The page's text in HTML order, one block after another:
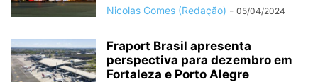
Nicolas Gomes (Redação) - 05/04/2024
Fraport Brasil apresenta
perspectiva para dezembro em
Fortaleza e Porto Alegre